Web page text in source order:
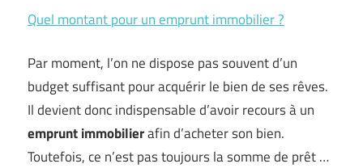
Quel montant pour un emprunt immobilier ?
Par moment, l’on ne dispose pas souvent d’un
budget suffisant pour acquérir le bien de ses rêves.
Il devient donc indispensable d’avoir recours à un
emprunt immobilierafin d’acheter son bien.
Toutefois, ce n’est pas toujours la somme de prêt …